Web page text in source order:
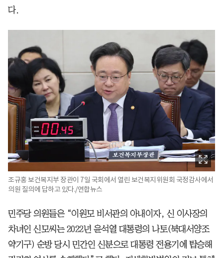
다.
조규홍 보건복지부 장관이 7일 국회에서 열린 보건복지위원회 국정감사에서
의원 질의에 답하고 있다./연합뉴스
민주당 의원들은 “이원모 비서관의 아내이자, 신 이사장의
차녀인 신모씨는 2022년 윤석열 대통령의 나토(북대서양조
약기구) 순방 당시 민간인 신분으로 대통령 전용기에 탑승해